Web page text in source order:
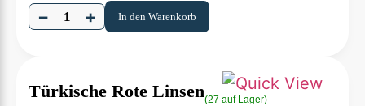
− + In den Warenkorb
Türkische Rote Linsen(27 auf Lager)